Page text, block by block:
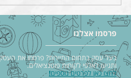
פרסמו אצלנו
בעל עסק בתחום התיירות? פרסמו את
ותגיעו לאלפי לקוחות פוטנציאלים.
לחצו כאן לפרטים נוספים!